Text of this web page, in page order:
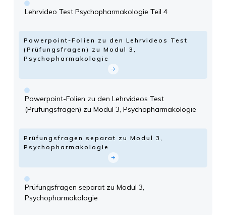
Lehrvideo Test Psychopharmakologie Teil 4
Powerpoint-Folien zu den Lehrvideos Test
(Prüfungsfragen) zu Modul 3,
Psychopharmakologie
Powerpoint-Folien zu den Lehrvideos Test
(Prüfungsfragen) zu Modul 3, Psychopharmakologie
Prüfungsfragen separat zu Modul 3,
Psychopharmakologie
Prüfungsfragen separat zu Modul 3,
Psychopharmakologie